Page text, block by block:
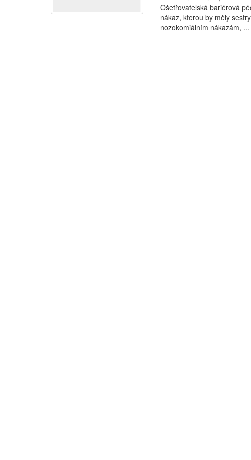
Ošetřovatelská bariérová
nákaz, kterou by měly
nozokomiálním nákazám, ...